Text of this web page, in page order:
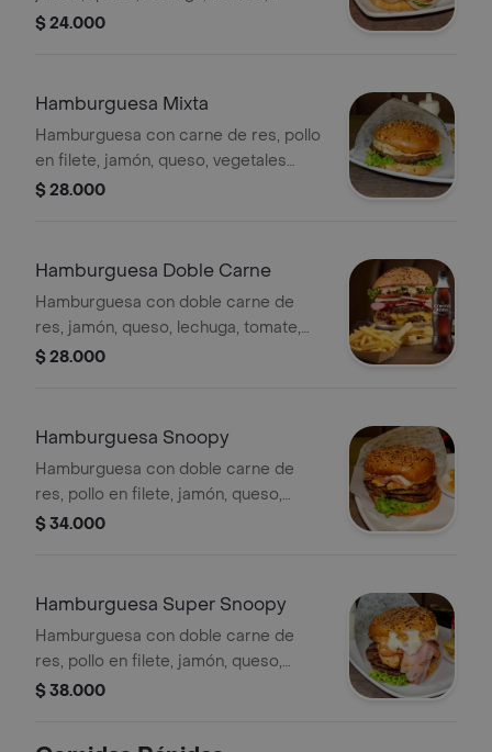
cebolla y salsas de la casa (tártara y
$ 24.000
Hamburguesa Mixta
Hamburguesa con carne de res, pollo
en filete, jamón, queso, vegetales
frescos y salsas de la casa (tartara y
$ 28.000
Hamburguesa Doble Carne
Hamburguesa con doble carne de
res, jamón, queso, lechuga, tomate,
cebolla y salsas de la casa.(tartara y
$ 28.000
Hamburguesa Snoopy
Hamburguesa con doble carne de
res, pollo en filete, jamón, queso,
vegetales frescos y salsas de la casa
$ 34.000
Hamburguesa Super Snoopy
Hamburguesa con doble carne de
res, pollo en filete, jamón, queso,
salchicha, tocineta, vegetales frescos
$ 38.000